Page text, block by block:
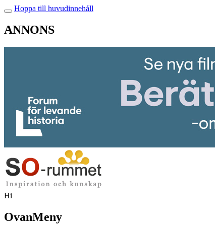
Hoppa till huvudinnehåll
ANNONS
Hi
OvanMeny